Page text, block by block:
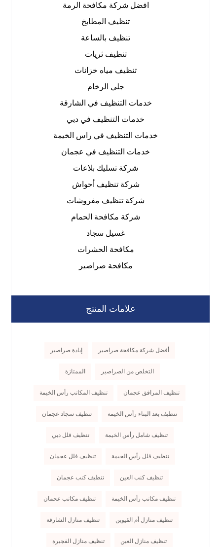
افضل شركة مكافحة الرمة
تنظيف المطابخ
تنظيف بالساعة
تنظيف ثريات
تنظيف مياه خزانات
جلي الرخام
خدمات التنظيف في الشارقة
خدمات التنظيف في دبي
خدمات التنظيف في راس الخيمة
خدمات التنظيف في عجمان
شركة تسليك بلاعات
شركة تنظيف أحواش
شركة تنظيف مفروشات
شركة مكافحة الحمام
غسيل سجاد
مكافحة الحشرات
مكافحة صراصير
علامات المنتج
أفضل شركة مكافحة صراصير إبادة صراصير
التخلص من الصراصير الممتازة
تنظيف المرافق عجمان تنظيف المكاتب رأس الخيمة
تنظيف بعد البناء رأس الخيمة تنظيف سجاد عجمان
تنظيف شامل رأس الخيمة تنظيف فلل دبي
تنظيف فلل رأس الخيمة تنظيف فلل عجمان
تنظيف كنب العين تنظيف كنب عجمان
تنظيف مكاتب رأس الخيمة تنظيف مكاتب عجمان
تنظيف منازل أم القيوين تنظيف منازل الشارقة
تنظيف منازل العين تنظيف منازل الفجيرة